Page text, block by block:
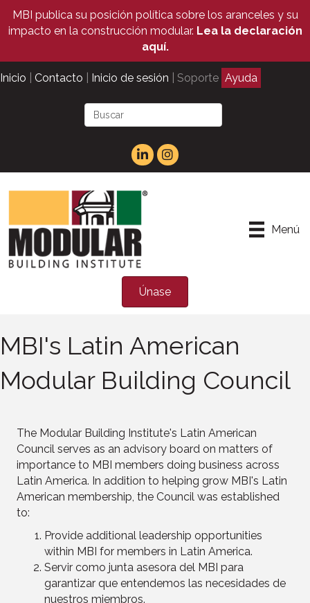
MBI publica su posición política sobre los aranceles y su
impacto en la construcción modular. Lea la declaración
aquí.
Inicio Contacto Inicio de sesión | Soporte Ayuda
Menú
Únase
MBI's Latin American
Modular Building Council
The Modular Building Institute's Latin American
Council serves as an advisory board on matters of
importance to MBI members doing business across
Latin America. In addition to helping grow MBI's Latin
American membership, the Council was established
to:
Provide additional leadership opportunities
within MBI for members in Latin America.
Servir como junta asesora del MBI para
garantizar que entendemos las necesidades de
nuestros miembros.